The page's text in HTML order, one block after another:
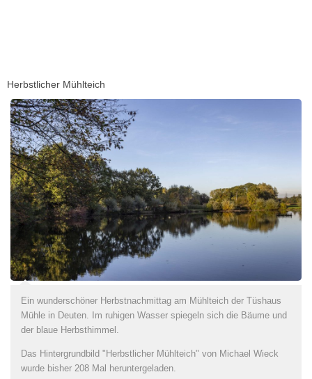
Herbstlicher Mühlteich
Ein wunderschöner Herbstnachmittag am Mühlteich der Tüshaus
Mühle in Deuten. Im ruhigen Wasser spiegeln sich die Bäume und
der blaue Herbsthimmel.
Das Hintergrundbild "Herbstlicher Mühlteich" von Michael Wieck
wurde bisher 208 Mal heruntergeladen.